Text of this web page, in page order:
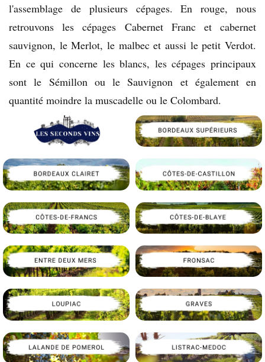
l'assemblage de plusieurs cépages. En rouge, nous
retrouvons les cépages Cabernet Franc et cabernet
sauvignon, le Merlot, le malbec et aussi le petit Verdot.
En ce qui concerne les blancs, les cépages principaux
sont le Sémillon ou le Sauvignon et également en
quantité moindre la muscadelle ou le Colombard.